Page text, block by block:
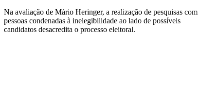
Na avaliação de Mário Heringer, a realização de pesquisas com
pessoas condenadas à inelegibilidade ao lado de possíveis
candidatos desacredita o processo eleitoral.